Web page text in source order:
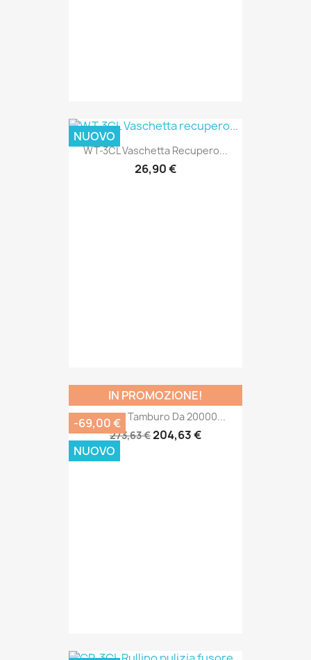
WT-3CL Vaschetta Recupero...
26,90 €
NUOVO
DR 3000 Tamburo Da 20000...
273,63 €204,63 €
IN PROMOZIONE!
-69,00 €
NUOVO